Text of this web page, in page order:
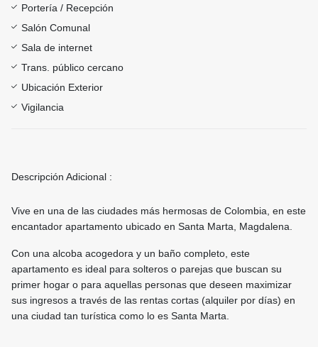
Portería / Recepción
Salón Comunal
Sala de internet
Trans. público cercano
Ubicación Exterior
Vigilancia
Descripción Adicional :
Vive en una de las ciudades más hermosas de Colombia, en este
encantador apartamento ubicado en Santa Marta, Magdalena.
Con una alcoba acogedora y un baño completo, este
apartamento es ideal para solteros o parejas que buscan su
primer hogar o para aquellas personas que deseen maximizar
sus ingresos a través de las rentas cortas (alquiler por días) en
una ciudad tan turística como lo es Santa Marta.